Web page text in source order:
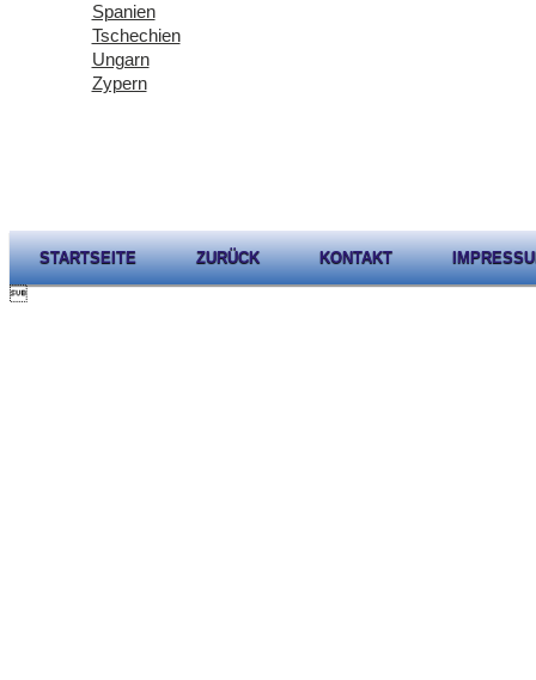
Spanien
Tschechien
Ungarn
Zypern
STARTSEITE ZURÜCK KONTAKT
